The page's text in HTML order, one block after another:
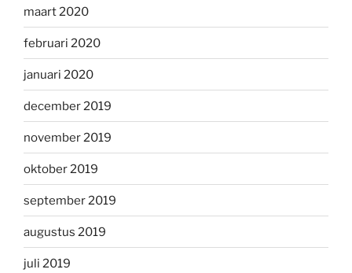
maart 2020
februari 2020
januari 2020
december 2019
november 2019
oktober 2019
september 2019
augustus 2019
juli 2019